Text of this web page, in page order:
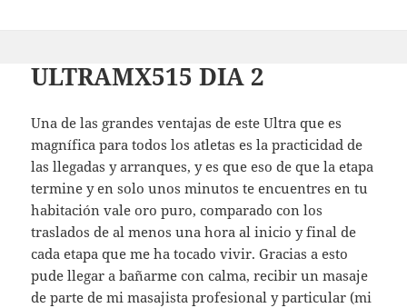
ULTRAMX515 DIA 2
Una de las grandes ventajas de este Ultra que es
magnífica para todos los atletas es la practicidad de
las llegadas y arranques, y es que eso de que la etapa
termine y en solo unos minutos te encuentres en tu
habitación vale oro puro, comparado con los
traslados de al menos una hora al inicio y final de
cada etapa que me ha tocado vivir. Gracias a esto
pude llegar a bañarme con calma, recibir un masaje
de parte de mi masajista profesional y particular (mi